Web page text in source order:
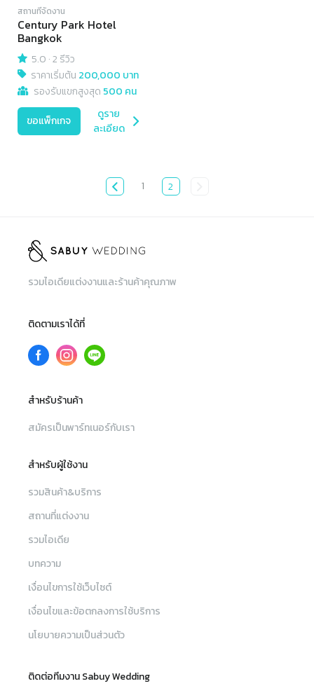
สถานที่จัดงาน
Century Park Hotel
Bangkok
5.0 ·2 รีวิว
ราคาเริ่มต้น 200,000 บาท
รองรับแขกสูงสุด 500 คน
ขอแพ็กเกจ
ดูราย
ละเอียด
1 2
รวมไอเดียแต่งงานและร้านค้าคุณภาพ
ติดตามเราได้ที่
สำหรับร้านค้า
สมัครเป็นพาร์ทเนอร์กับเรา
สำหรับผู้ใช้งาน
รวมสินค้า&บริการ
สถานที่แต่งงาน
รวมไอเดีย
บทความ
เงื่อนไขการใช้เว็บไซต์
เงื่อนไขและข้อตกลงการใช้บริการ
นโยบายความเป็นส่วนตัว
ติดต่อทีมงาน Sabuy Wedding